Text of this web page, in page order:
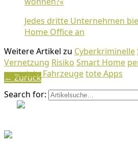
Jedes dritte Unternehmen
Home Office an
Weitere Artikel zu Cyberkriminelle
Vernetzung Risiko Smart Home
vernetzte Fahrzeugetote Apps
← Zurück
Search for: